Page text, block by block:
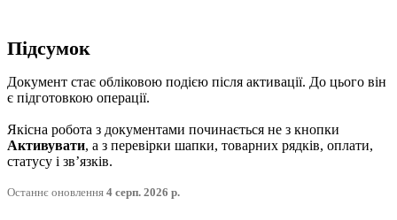
Підсумок
Документ стає обліковою подією після активації. До цього він
є підготовкою операції.
Якісна робота з документами починається не з кнопки
Активувати, а з перевірки шапки, товарних рядків, оплати,
статусу і звʼязків.
Останнє оновлення 4 серп. 2026 р.